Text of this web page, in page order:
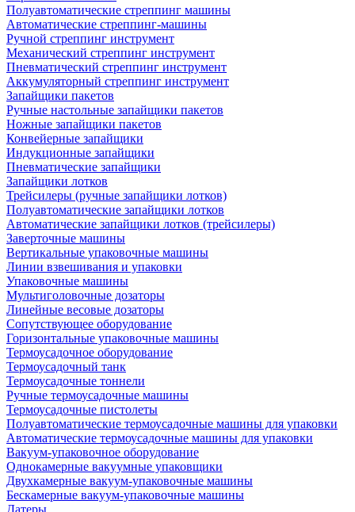
Полуавтоматические стреппинг машины
Автоматические стреппинг-машины
Ручной стреппинг инструмент
Механический стреппинг инструмент
Пневматический стреппинг инструмент
Аккумуляторный стреппинг инструмент
Запайщики пакетов
Ручные настольные запайщики пакетов
Ножные запайщики пакетов
Конвейерные запайщики
Индукционные запайщики
Пневматические запайщики
Запайщики лотков
Трейсилеры (ручные запайщики лотков)
Полуавтоматические запайщики лотков
Автоматические запайщики лотков (трейсилеры)
Заверточные машины
Вертикальные упаковочные машины
Линии взвешивания и упаковки
Упаковочные машины
Мультиголовочные дозаторы
Линейные весовые дозаторы
Сопутствующее оборудование
Горизонтальные упаковочные машины
Термоусадочное оборудование
Термоусадочный танк
Термоусадочные тоннели
Ручные термоусадочные машины
Термоусадочные пистолеты
Полуавтоматические термоусадочные машины для упаковки
Автоматические термоусадочные машины для упаковки
Вакуум-упаковочное оборудование
Однокамерные вакуумные упаковщики
Двухкамерные вакуум-упаковочные машины
Бескамерные вакуум-упаковочные машины
Датеры